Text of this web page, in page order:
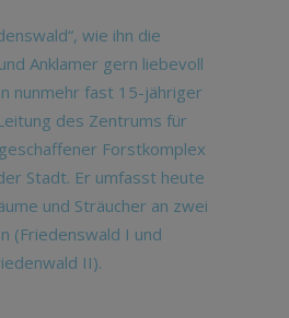
wie ihn die
Anklamer gern liebevoll
nunmehr fast 15-jähriger
des Zentrums für
Forstkomplex
Stadt. Er umfasst heute
und Sträucher an zwei
(Friedenswald I und
II).